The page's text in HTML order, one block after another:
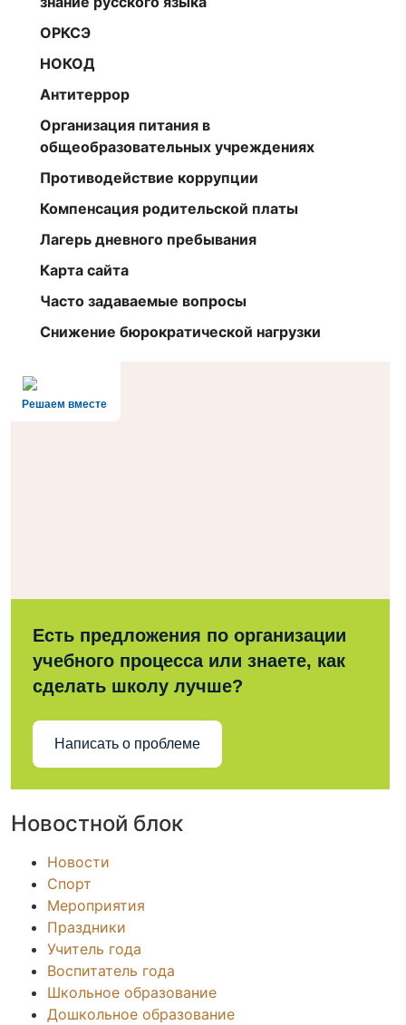
ОРКСЭ
НОКОД
Антитеррор
Организация питания в
общеобразовательных учреждениях
Противодействие коррупции
Компенсация родительской платы
Лагерь дневного пребывания
Карта сайта
Часто задаваемые вопросы
Снижение бюрократической нагрузки
Решаем вместе
Есть предложения по организации
учебного процесса или знаете, как
сделать школу лучше?
Написать о проблеме
Новостной блок
Новости
Спорт
Мероприятия
Праздники
Учитель года
Воспитатель года
Школьное образование
Дошкольное образование